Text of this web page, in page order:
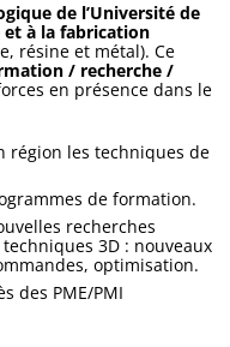
de l’Université de
à la fabrication
résine et métal). Ce
/ recherche /
en présence dans le
région les techniques de
de formation.
recherches
3D : nouveaux
optimisation.
des PME/PMI